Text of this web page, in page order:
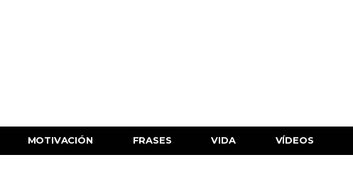
MOTIVACIÓN FRASES VIDA VÍDEOS